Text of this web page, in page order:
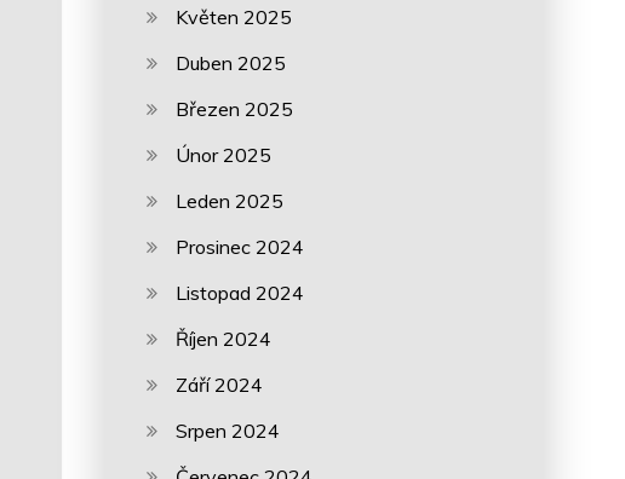
Květen 2025
Duben 2025
Březen 2025
Únor 2025
Leden 2025
Prosinec 2024
Listopad 2024
Říjen 2024
Září 2024
Srpen 2024